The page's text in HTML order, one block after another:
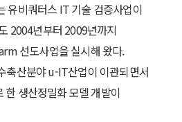
유비쿼터스 IT 기술 검증사업이
2004년부터 2009년까지
선도사업을 실시해 왔다.
축산분야 u-IT산업이 이관되면서
한 생산정밀화 모델 개발이